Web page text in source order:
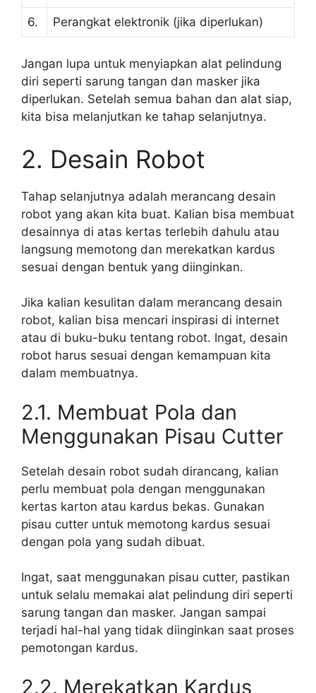
6. Perangkat elektronik (jika diperlukan)
Jangan lupa untuk menyiapkan alat pelindung
diri seperti sarung tangan dan masker jika
diperlukan. Setelah semua bahan dan alat siap,
kita bisa melanjutkan ke tahap selanjutnya.
2. Desain Robot
Tahap selanjutnya adalah merancang desain
robot yang akan kita buat. Kalian bisa membuat
desainnya di atas kertas terlebih dahulu atau
langsung memotong dan merekatkan kardus
sesuai dengan bentuk yang diinginkan.
Jika kalian kesulitan dalam merancang desain
robot, kalian bisa mencari inspirasi di internet
atau di buku-buku tentang robot. Ingat, desain
robot harus sesuai dengan kemampuan kita
dalam membuatnya.
2.1. Membuat Pola dan
Menggunakan Pisau Cutter
Setelah desain robot sudah dirancang, kalian
perlu membuat pola dengan menggunakan
kertas karton atau kardus bekas. Gunakan
pisau cutter untuk memotong kardus sesuai
dengan pola yang sudah dibuat.
Ingat, saat menggunakan pisau cutter, pastikan
untuk selalu memakai alat pelindung diri seperti
sarung tangan dan masker. Jangan sampai
terjadi hal-hal yang tidak diinginkan saat proses
pemotongan kardus.
2.2. Merekatkan Kardus